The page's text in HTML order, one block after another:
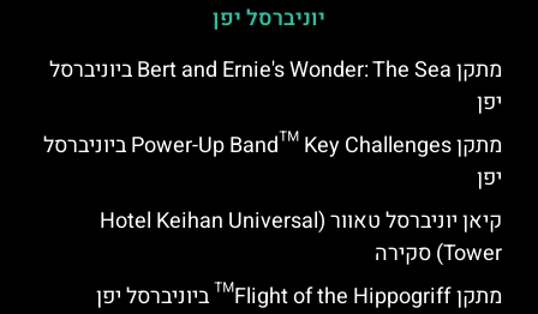
יוניברסל יפן
מתקן Bert and Ernie's Wonder: The Sea ביוניברסל
יפן
מתקן Power-Up Band™ Key Challenges ביוניברסל
יפן
קיאן יוניברסל טאוור (Hotel Keihan Universal
Tower) סקירה
מתקן Flight of the Hippogriff™ ביוניברסל יפן